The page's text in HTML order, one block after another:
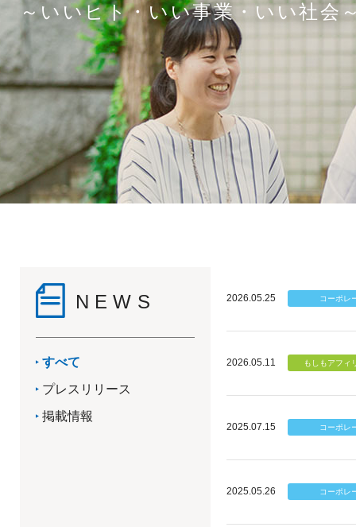
～いいヒト・いい事業・いい社会
NEWS
すべて
プレスリリース
掲載情報
2026.05.25
2026.05.11
2025.07.15
2025.05.26